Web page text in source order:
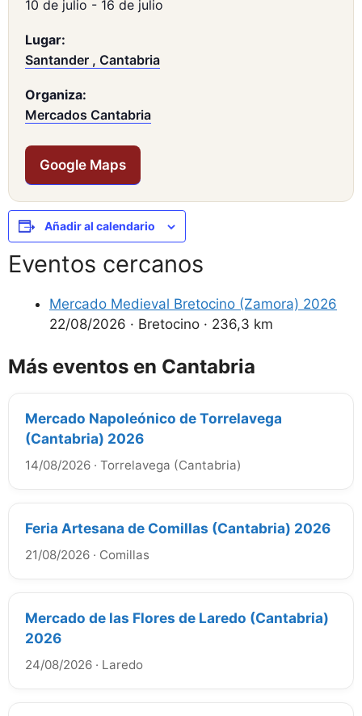
10 de julio - 16 de julio
Lugar:
Santander , Cantabria
Organiza:
Mercados Cantabria
Google Maps
Añadir al calendario
Eventos cercanos
Mercado Medieval Bretocino (Zamora) 2026
22/08/2026 · Bretocino · 236,3 km
Más eventos en Cantabria
Mercado Napoleónico de Torrelavega
(Cantabria) 2026
14/08/2026 · Torrelavega (Cantabria)
Feria Artesana de Comillas (Cantabria) 2026
21/08/2026 · Comillas
Mercado de las Flores de Laredo (Cantabria)
2026
24/08/2026 · Laredo